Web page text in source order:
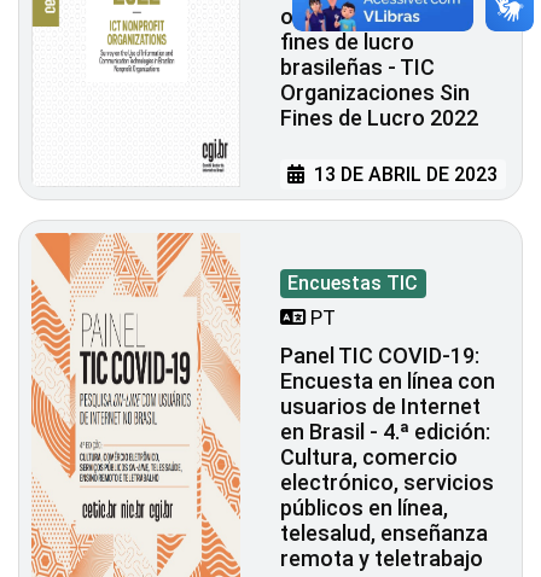
organizaciones sin
fines de lucro
brasileñas - TIC
Organizaciones Sin
Fines de Lucro 2022
13 DE ABRIL DE 2023
Encuestas TIC
PT
Panel TIC COVID-19:
Encuesta en línea con
usuarios de Internet
en Brasil - 4.ª edición:
Cultura, comercio
electrónico, servicios
públicos en línea,
telesalud, enseñanza
remota y teletrabajo